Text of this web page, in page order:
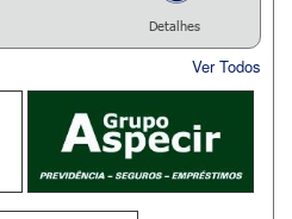
Detalhes
Ver Todos